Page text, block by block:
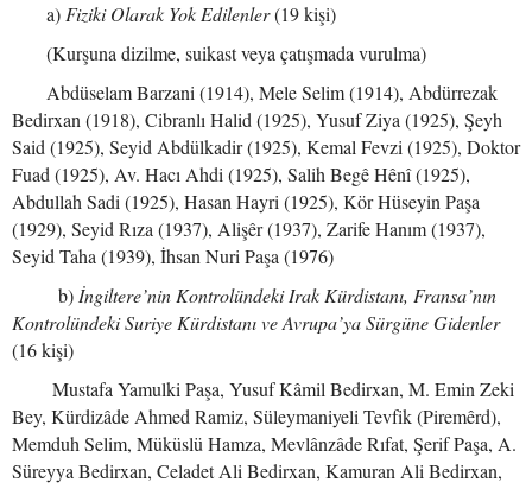
a) Fiziki Olarak Yok Edilenler(19 kişi)
(Kurşuna dizilme, suikast veya çatışmada vurulma)
Abdüselam Barzani (1914), Mele Selim (1914), Abdürrezak
Bedirxan (1918), Cibranlı Halid (1925), Yusuf Ziya (1925), Şeyh
Said (1925), Seyid Abdülkadir (1925), Kemal Fevzi (1925), Doktor
Fuad (1925), Av. Hacı Ahdi (1925), Salih Begê Hênî (1925),
Abdullah Sadi (1925), Hasan Hayri (1925), Kör Hüseyin Paşa
(1929), Seyid Rıza (1937), Alişêr (1937), Zarife Hanım (1937),
Seyid Taha (1939), İhsan Nuri Paşa (1976)
b) İngiltere’nin Kontrolündeki Irak Kürdistanı, Fransa’nın
Kontrolündeki Suriye Kürdistanı ve Avrupa’ya Sürgüne Gidenler
(16 kişi)
Mustafa Yamulki Paşa, Yusuf Kâmil Bedirxan, M. Emin Zeki
Bey, Kürdizâde Ahmed Ramiz, Süleymaniyeli Tevfik (Piremêrd),
Memduh Selim, Müküslü Hamza, Mevlânzâde Rıfat, Şerif Paşa, A.
Süreyya Bedirxan, Celadet Ali Bedirxan, Kamuran Ali Bedirxan,